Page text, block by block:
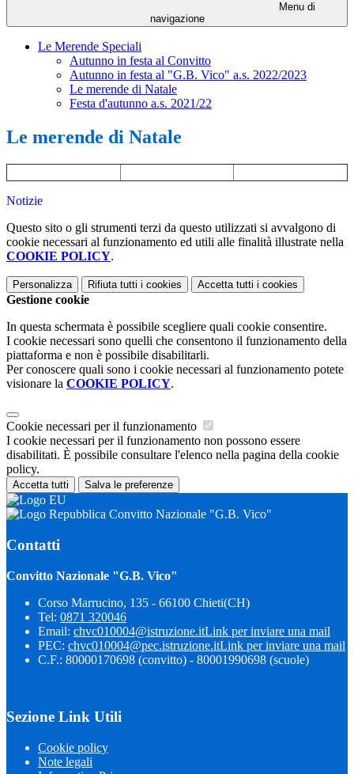
Menu di
navigazione
Le Merende Speciali
Autunno in festa al Convitto
Autunno in festa al "G.B. Vico" a.s. 2022/2023
Le merende di Natale
Festa d'autunno a.s. 2021/22
Le merende di Natale
Notizie
Questo sito o gli strumenti terzi da questo utilizzati si avvalgono di
cookie necessari al funzionamento ed utili alle finalità illustrate nella
COOKIE POLICY.
Personalizza Rifiuta tutti i cookies Accetta tutti i cookies
Gestione cookie
In questa schermata è possibile scegliere quali cookie consentire.
I cookie necessari sono quelli che consentono il funzionamento della
piattaforma e non è possibile disabilitarli.
Per conoscere quali sono i cookie necessari al funzionamento potete
visionare la COOKIE POLICY.
Cookie necessari per il funzionamento
I cookie necessari per il funzionamento non possono essere
disabilitati. È possibile consultare l'elenco nella pagina della cookie
policy.
Accetta tutti Salva le preferenze
Convitto Nazionale "G.B. Vico"
Contatti
Convitto Nazionale "G.B. Vico"
Corso Marrucino, 135 - 66100 Chieti(CH)
Tel: 0871 320046
Email: chvc010004@istruzione.itLink per inviare una mail
PEC: chvc010004@pec.istruzione.itLink per inviare una mail
C.F.: 80000170698 (convitto) - 80001990698 (scuole)
Sezione Link Utili
Cookie policy
Note legali